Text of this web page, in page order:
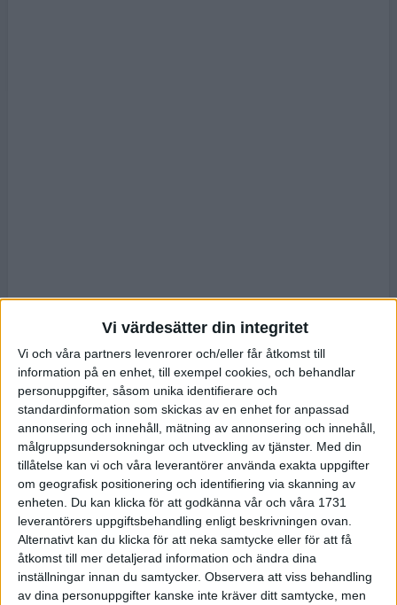
Vi värdesätter din integritet
Vi och våra partners levenrorer och/eller får åtkomst till
information på en enhet, till exempel cookies, och behandlar
personuppgifter, såsom unika identifierare och
standardinformation som skickas av en enhet for anpassad
annonsering och innehåll, mätning av annonsering och innehåll,
målgruppsundersokningar och utveckling av tjänster. Med din
tillåtelse kan vi och våra leverantörer använda exakta uppgifter
om geografisk positionering och identifiering via skanning av
enheten. Du kan klicka för att godkänna vår och våra 1731
leverantörers uppgiftsbehandling enligt beskrivningen ovan.
Alternativt kan du klicka för att neka samtycke eller för att få
åtkomst till mer detaljerad information och ändra dina
inställningar innan du samtycker. Observera att viss behandling
av dina personuppgifter kanske inte kräver ditt samtycke, men